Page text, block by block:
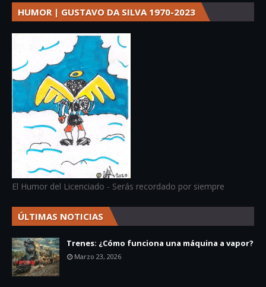
HUMOR | GUSTAVO DA SILVA 1970-2023
El Humor del Licenciado - Serás recordado por siempre
ÚLTIMAS NOTICIAS
Trenes: ¿Cómo funciona una máquina a vapor?
Marzo 23, 2026